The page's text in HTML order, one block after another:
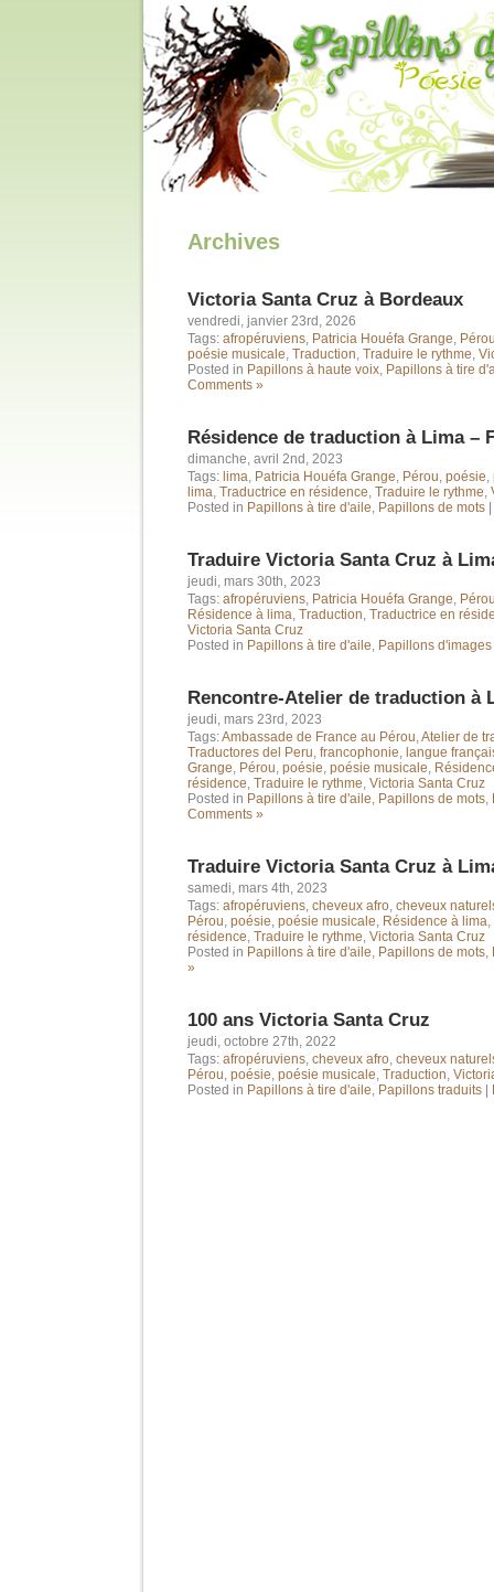
Archives
Victoria Santa Cruz à Bordeaux
vendredi, janvier 23rd, 2026
Tags: afropéruviens, Patricia Houéfa Grange,
poésie musicale, Traduction, Traduire le rythme,
Posted in Papillons à haute voix, Papillons à tire
Comments »
Résidence de traduction à Lima –
dimanche, avril 2nd, 2023
Tags: lima, Patricia Houéfa Grange, Pérou, poésie,
lima, Traductrice en résidence, Traduire le rythme,
Posted in Papillons à tire d'aile, Papillons de mots
Traduire Victoria Santa Cruz à
jeudi, mars 30th, 2023
Tags: afropéruviens, Patricia Houéfa Grange,
Résidence à lima, Traduction, Traductrice en
Victoria Santa Cruz
Posted in Papillons à tire d'aile, Papillons d'images
Rencontre-Atelier de traduction à
jeudi, mars 23rd, 2023
Tags:Ambassade de France au Pérou,Atelier de
Traductores del Peru, francophonie, langue
Grange, Pérou, poésie, poésie musicale,
résidence, Traduire le rythme, Victoria Santa Cruz
Posted in Papillons à tire d'aile, Papillons de mots,
Comments »
Traduire Victoria Santa Cruz à
samedi, mars 4th, 2023
Tags: afropéruviens, cheveux afro, cheveux
Pérou, poésie, poésie musicale, Résidence à lima,
résidence, Traduire le rythme, Victoria Santa Cruz
Posted in Papillons à tire d'aile, Papillons de mots,
»
100 ans Victoria Santa Cruz
jeudi, octobre 27th, 2022
Tags: afropéruviens, cheveux afro, cheveux
Pérou, poésie, poésie musicale, Traduction,
Posted in Papillons à tire d'aile, Papillons traduits